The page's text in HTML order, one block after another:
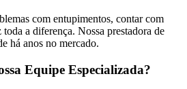
com entupimentos, contar com
a diferença. Nossa prestadora de
há anos no mercado.
Equipe Especializada?